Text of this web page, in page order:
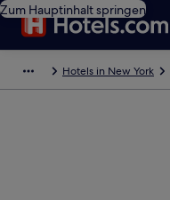
Zum Hauptinhalt springen
Hotels in New York